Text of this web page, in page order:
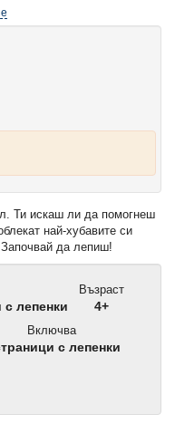
Ти искаш ли да помогнеш
най-хубавите си
да лепиш!
с лепенки
Възраст
4+
Включва
с лепенки